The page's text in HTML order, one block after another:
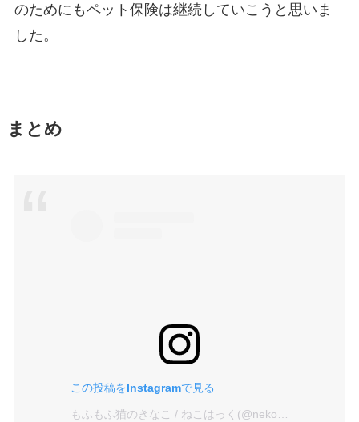
のためにもペット保険は継続していこうと思いま
した。
まとめ
この投稿をInstagramで見る
もふもふ猫のきなこ / ねこはっく(@nekohack123)がシェアした投稿